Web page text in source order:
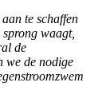
te schaffen
waagt,
de
we de nodige